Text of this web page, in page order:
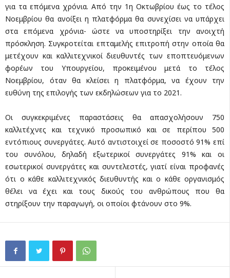
για τα επόμενα χρόνια. Από την 1η Οκτωβρίου έως το τέλος
Νοεμβρίου θα ανοίξει η πλατφόρμα θα συνεχίσει να υπάρχει
στα επόμενα χρόνια- ώστε να υποστηρίξει την ανοιχτή
πρόσκληση. Συγκροτείται επταμελής επιτροπή στην οποία θα
μετέχουν και καλλιτεχνικοί διευθυντές των εποπτευόμενων
φορέων του Υπουργείου, προκειμένου μετά το τέλος
Νοεμβρίου, όταν θα κλείσει η πλατφόρμα, να έχουν την
ευθύνη της επιλογής των εκδηλώσεων για το 2021.
Οι συγκεκριμένες παραστάσεις θα απασχολήσουν 750
καλλιτέχνες και τεχνικό προσωπικό και σε περίπου 500
εντόπιους συνεργάτες. Αυτό αντιστοιχεί σε ποσοστό 91% επί
του συνόλου, δηλαδή εξωτερικοί συνεργάτες 91% και οι
εσωτερικοί συνεργάτες και συντελεστές, γιατί είναι προφανές
ότι ο κάθε καλλιτεχνικός διευθυντής και ο κάθε οργανισμός
θέλει να έχει και τους δικούς του ανθρώπους που θα
στηρίξουν την παραγωγή, οι οποίοι φτάνουν στο 9%.